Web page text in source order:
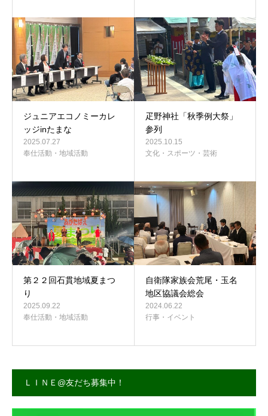
ジュニアエコノミーカレ
ッジinたまな
2025.07.27
奉仕活動・地域活動
疋野神社「秋季例大祭」
参列
2025.10.15
文化・スポーツ・芸術
第２２回石貫地域夏まつ
り
2025.09.22
奉仕活動・地域活動
自衛隊家族会荒尾・玉名
地区協議会総会
2024.06.22
行事・イベント
ＬＩＮＥ@友だち募集中！